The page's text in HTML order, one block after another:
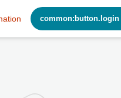
common:button.login